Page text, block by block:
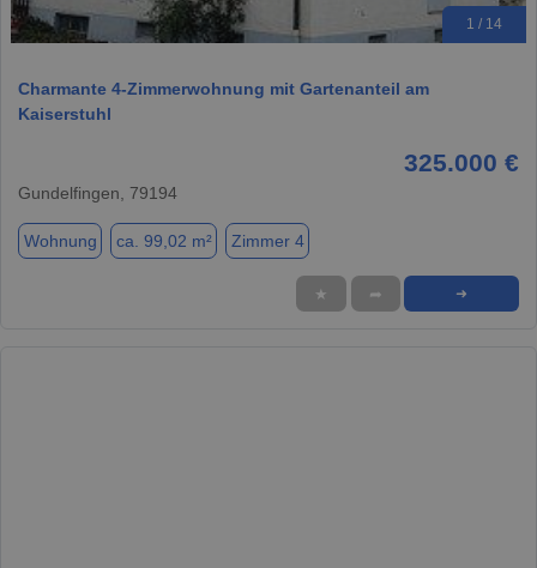
1 / 14
Charmante 4-Zimmerwohnung mit Gartenanteil am
Kaiserstuhl
325.000 €
Gundelfingen, 79194
Wohnung ca. 99,02 m² Zimmer 4
★ ➦ ➜